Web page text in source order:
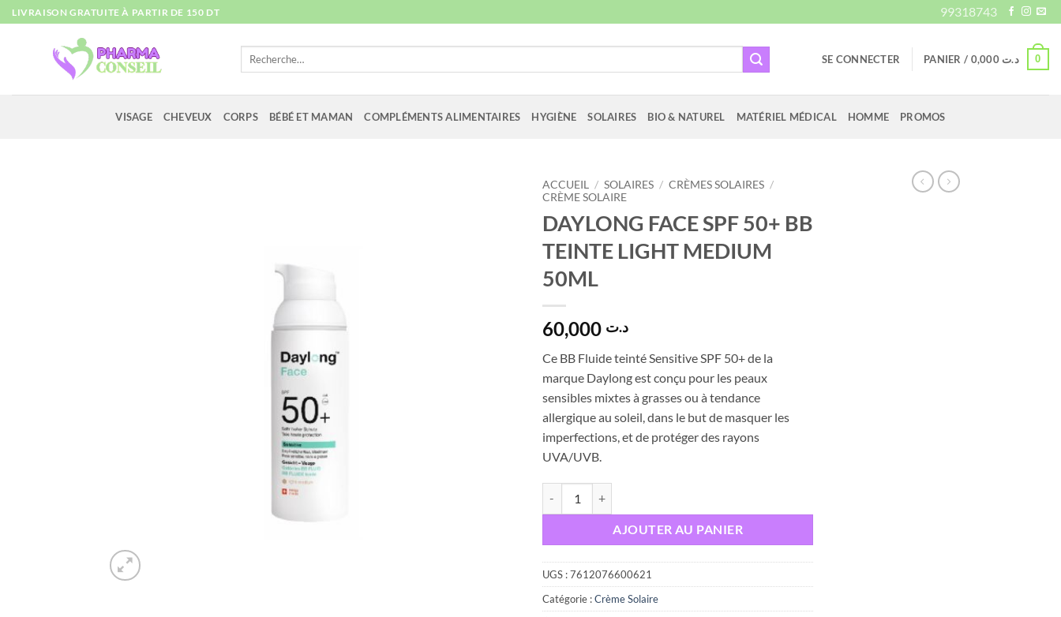
Passer
au
LIVRAISON GRATUITE À PARTIR DE 150 DT 99318743
Recherche
SE CONNECTER PANIER / د.ت 0,000 0
VISAGE CHEVEUX CORPS BÉBÉ ET MAMAN COMPLÉMENTS ALIMENTAIRES HYGIÈNE SOLAIRES BIO & NATUREL MATÉRIEL MÉDICAL HOMME PROMOS
ACCUEIL / SOLAIRES / CRÈMES SOLAIRES /
CRÈME SOLAIRE
DAYLONG FACE SPF 50+ BB
TEINTE LIGHT MEDIUM
50ML
د.ت
Ce BB Fluide teinté Sensitive SPF 50+ de la
marque Daylong est conçu pour les peaux
sensibles mixtes à grasses ou à tendance
allergique au soleil, dans le but de masquer les
imperfections, et de protéger des rayons
UVA/UVB.
AJOUTER AU PANIER
UGS :7612076600621
Catégorie :Crème Solaire